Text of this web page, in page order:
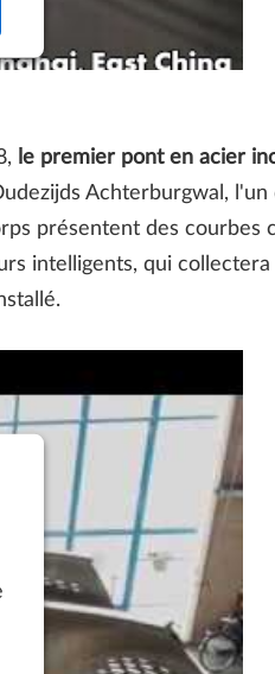
le premier pont en acier
Achterburgwal, l'un
présentent des courbes
intelligents, qui collectera